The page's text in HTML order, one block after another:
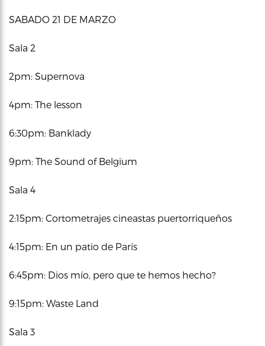
SABADO 21 DE MARZO
Sala 2
2pm: Supernova
4pm: The lesson
6:30pm: Banklady
9pm: The Sound of Belgium
Sala 4
2:15pm: Cortometrajes cineastas puertorriqueños
4:15pm: En un patio de París
6:45pm: Dios mío, pero que te hemos hecho?
9:15pm: Waste Land
Sala 3